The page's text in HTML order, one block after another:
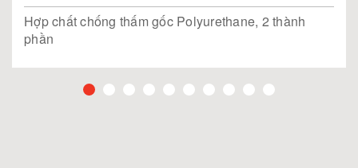
Hợp chất chống thấm gốc Polyurethane, 2 thành
phần